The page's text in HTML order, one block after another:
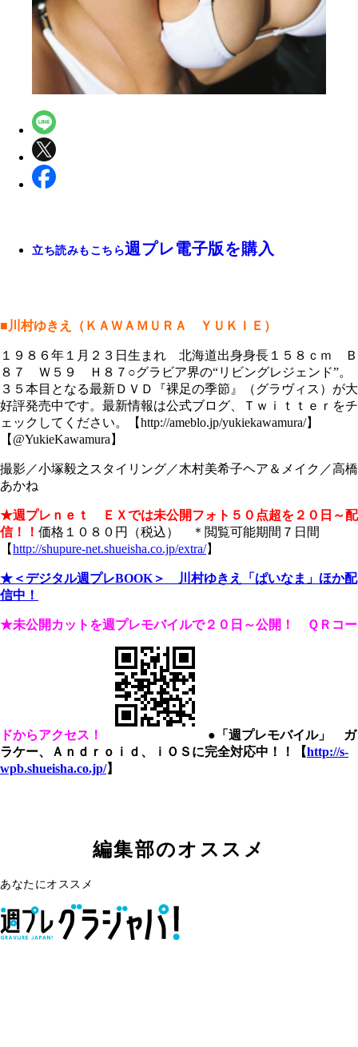
立ち読みもこちら週プレ電子版を購入
■川村ゆきえ（ＫＡＷＡＭＵＲＡ ＹＵＫＩＥ）
１９８６年１月２３日生まれ 北海道出身身長１５８ｃｍ Ｂ
８７ Ｗ５９ Ｈ８７○グラビア界の“リビングレジェンド”。
３５本目となる最新ＤＶＤ『裸足の季節』（グラヴィス）が大
好評発売中です。最新情報は公式ブログ、Ｔｗｉｔｔｅｒをチ
ェックしてください。【http://ameblo.jp/yukiekawamura/】
【@YukieKawamura】
撮影／小塚毅之スタイリング／木村美希子ヘア＆メイク／高橋
あかね
★週プレｎｅｔ ＥＸでは未公開フォト５０点超を２０日～配
信！！ 価格１０８０円（税込） ＊閲覧可能期間７日間
【http://shupure-net.shueisha.co.jp/extra/】
★＜デジタル週プレBOOK＞ 川村ゆきえ「ぱいなま」ほか配
信中！
★未公開カットを週プレモバイルで２０日～公開！ ＱＲコー
ドからアクセス！
●「週プレモバイル」 ガ
ラケー、Ａｎｄｒｏｉｄ、ｉＯＳに完全対応中！！【http://s-
wpb.shueisha.co.jp/】
編集部のオススメ
あなたにオススメ